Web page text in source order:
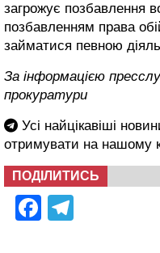
загрожує позбавлення
позбавленням права
займатися певною
За інформацією
прокуратури
Усі найцікавіші
отримувати на нашому
ПОДІЛИТИСЬ
Facebook